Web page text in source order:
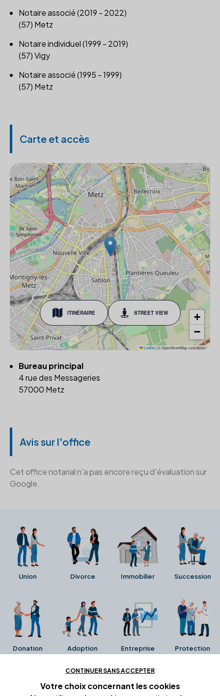
Notaire associé (2019 - 2022)
(57) Metz
Notaire individuel (1999 - 2019)
(57) Vigy
Notaire associé (1995 - 1999)
(57) Metz
Carte et accès
ITINÉRAIRE STREET VIEW
+
−
Leaflet|© OpenStreetMap contributors
Bureau principal
4 rue des Messageries
57000 Metz
Avis sur l'office
Cet office notarial n'a pas encore reçu d'évaluation sur
Google.
Union Divorce Immobilier Succession
Donation Adoption Entreprise Protection
Ces avis proviennent directement de la fiche Google
CONTINUER SANS ACCEPTER
Votre choix concernant les cookies